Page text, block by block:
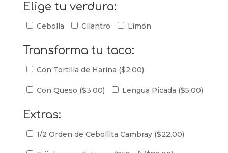
Elige tu verdura:
Cebolla Cilantro Limón
Transforma tu taco:
Con Tortilla de Harina ($2.00)
Con Queso ($3.00) Lengua Picada ($5.00)
Extras:
1/2 Orden de Cebollita Cambray ($22.00)